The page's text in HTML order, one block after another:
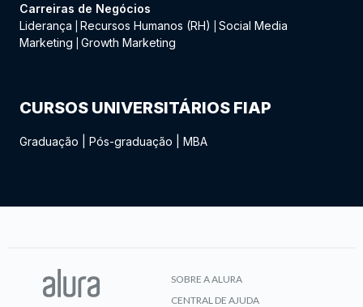
Carreiras de Negócios
Liderança
Recursos Humanos (RH)
Social Media
Marketing
Growth Marketing
CURSOS UNIVERSITÁRIOS FIAP
Graduação Pós-graduação MBA
SOBRE A ALURA
CENTRAL DE AJUDA